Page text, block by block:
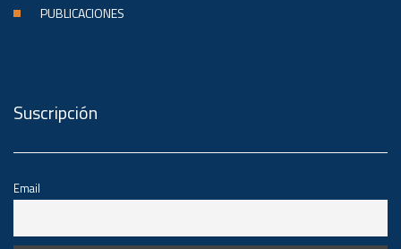
PUBLICACIONES
Suscripción
Email